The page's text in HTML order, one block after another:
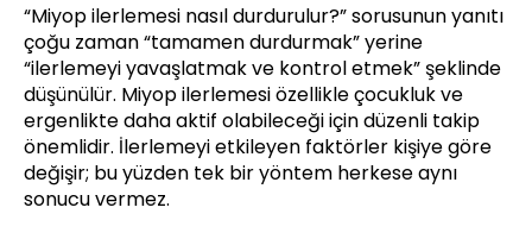
“Miyop ilerlemesi nasıl durdurulur?” sorusunun yanıtı
çoğu zaman “tamamen durdurmak” yerine
“ilerlemeyi yavaşlatmak ve kontrol etmek” şeklinde
düşünülür. Miyop ilerlemesi özellikle çocukluk ve
ergenlikte daha aktif olabileceği için düzenli takip
önemlidir. İlerlemeyi etkileyen faktörler kişiye göre
değişir; bu yüzden tek bir yöntem herkese aynı
sonucu vermez.